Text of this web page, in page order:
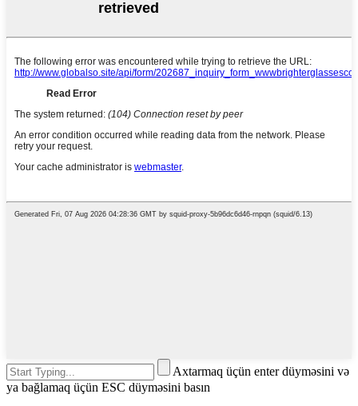
Axtarmaq üçün enter düyməsini və
ya bağlamaq üçün ESC düyməsini basın